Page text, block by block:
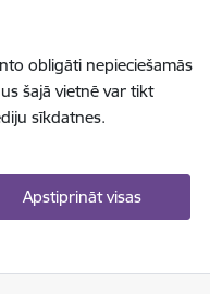
obligāti nepieciešamās
šajā vietnē var tikt
sīkdatnes.
Apstiprināt visas